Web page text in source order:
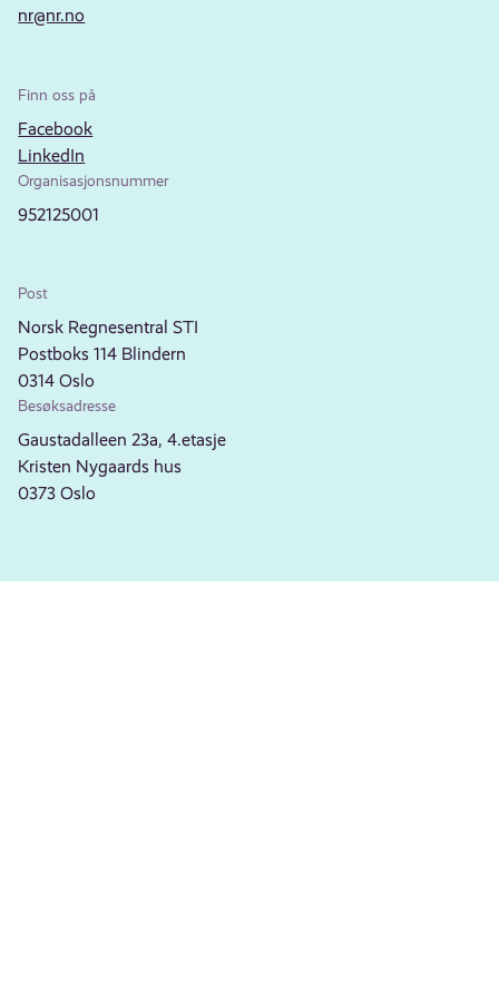
nr@nr.no
Finn oss på
Facebook
LinkedIn
Organisasjonsnummer
952125001
Post
Norsk Regnesentral STI
Postboks 114 Blindern
0314 Oslo
Besøksadresse
Gaustadalleen 23a, 4.etasje
Kristen Nygaards hus
0373 Oslo